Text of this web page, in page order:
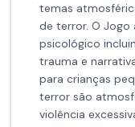
temas
de terror. O
psicológico
trauma e
para crianças
terror são
violência